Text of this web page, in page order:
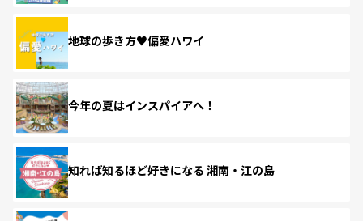
地球の歩き方♥偏愛ハワイ
今年の夏はインスパイアへ！
知れば知るほど好きになる 湘南・江の島